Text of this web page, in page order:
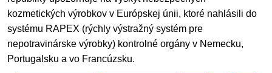
kozmetických výrobkov v Európskej únii, ktoré nahlásili do
systému RAPEX (rýchly výstražný systém pre
nepotravinárske výrobky) kontrolné orgány v Nemecku,
Portugalsku a vo Francúzsku.